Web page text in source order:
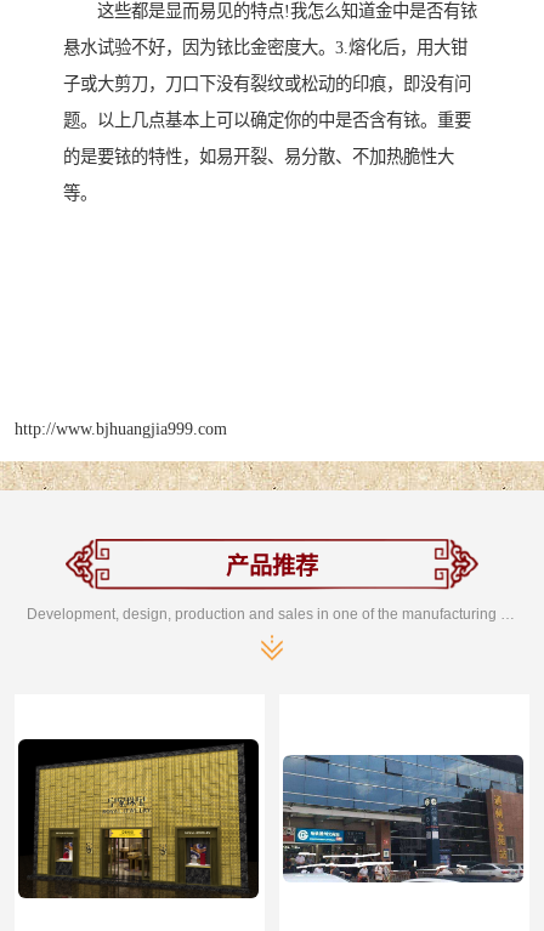
这些都是显而易见的特点!我怎么知道金中是否有铱
悬水试验不好，因为铱比金密度大。3.熔化后，用大钳
子或大剪刀，刀口下没有裂纹或松动的印痕，即没有问
题。以上几点基本上可以确定你的中是否含有铱。重要
的是要铱的特性，如易开裂、易分散、不加热脆性大
等。
http://www.bjhuangjia999.com
产品推荐
Development, design, production and sales in one of the manufacturing enterprises